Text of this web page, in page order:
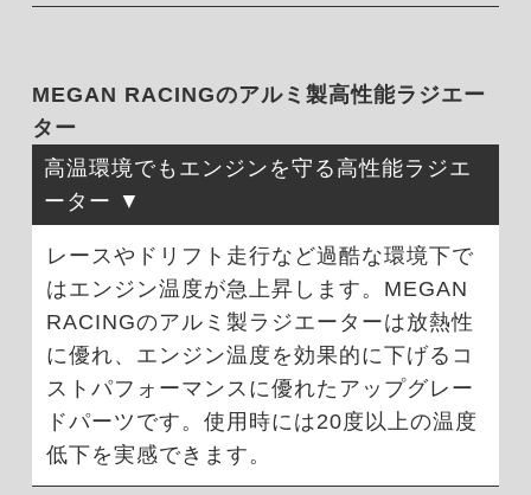
MEGAN RACINGのアルミ製高性能ラジエー
ター
高温環境でもエンジンを守る高性能ラジエ
ーター
レースやドリフト走行など過酷な環境下で
はエンジン温度が急上昇します。MEGAN
RACINGのアルミ製ラジエーターは放熱性
に優れ、エンジン温度を効果的に下げるコ
ストパフォーマンスに優れたアップグレー
ドパーツです。使用時には20度以上の温度
低下を実感できます。